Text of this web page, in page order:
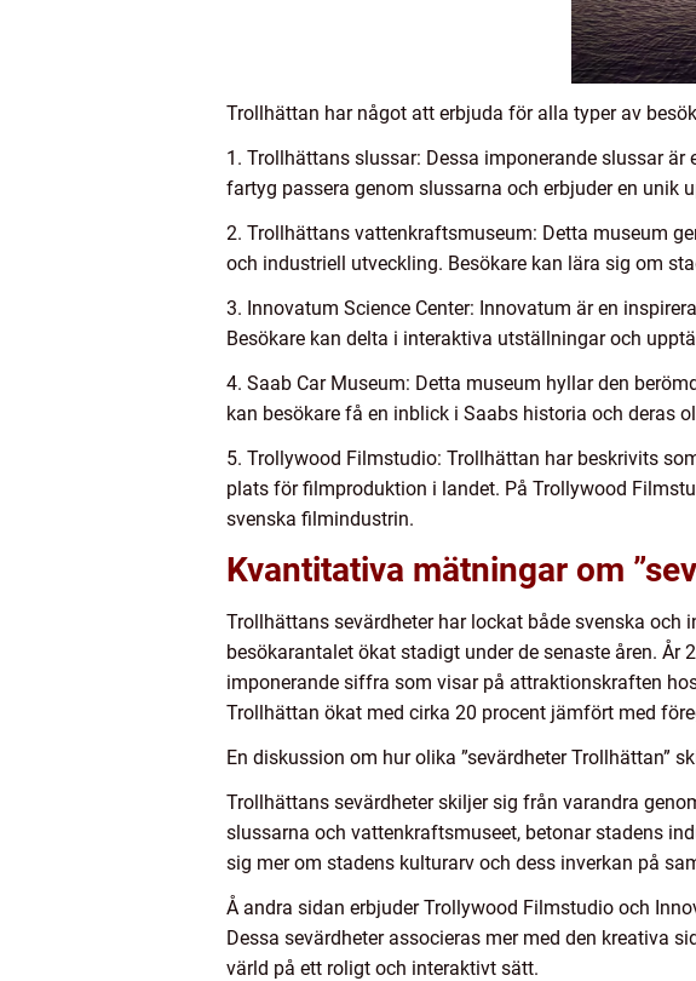
Trollhättan har något att erbjuda för alla typer av
1. Trollhättans slussar: Dessa imponerande slussar
fartyg passera genom slussarna och erbjuder en unik
2. Trollhättans vattenkraftsmuseum: Detta museum
och industriell utveckling. Besökare kan lära sig om
3. Innovatum Science Center: Innovatum är en
Besökare kan delta i interaktiva utställningar och
4. Saab Car Museum: Detta museum hyllar den
kan besökare få en inblick i Saabs historia och deras
5. Trollywood Filmstudio: Trollhättan har beskrivits
plats för filmproduktion i landet. På Trollywood
svenska filmindustrin.
Kvantitativa mätningar om
Trollhättans sevärdheter har lockat både svenska
besökarantalet ökat stadigt under de senaste åren. År
imponerande siffra som visar på attraktionskraften
Trollhättan ökat med cirka 20 procent jämfört med
En diskussion om hur olika ”sevärdheter Trollhättan”
Trollhättans sevärdheter skiljer sig från varandra
slussarna och vattenkraftsmuseet, betonar stadens
sig mer om stadens kulturarv och dess inverkan på
Å andra sidan erbjuder Trollywood Filmstudio och
Dessa sevärdheter associeras mer med den kreativa
värld på ett roligt och interaktivt sätt.